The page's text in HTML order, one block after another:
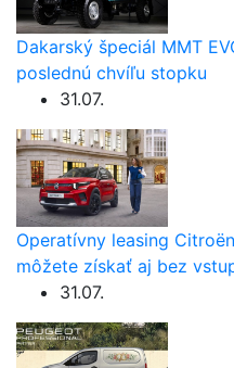
Dakarský špeciál MMT
poslednú chvíľu stopku
31.07.
Operatívny leasing
môžete získať aj bez
31.07.